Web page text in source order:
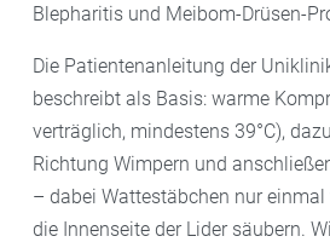
Blepharitis und Meibom-Drüsen-
Die Patientenanleitung der
beschreibt als Basis: warme
verträglich, mindestens 39°C),
Richtung Wimpern und
– dabei Wattestäbchen nur
die Innenseite der Lider säubern.